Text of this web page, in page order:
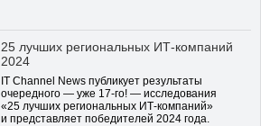
25 лучших региональных ИТ-компаний
2024
IT Channel News публикует результаты
очередного — уже 17-го! — исследования
«25 лучших региональных ИТ-компаний»
и представляет победителей 2024 года.